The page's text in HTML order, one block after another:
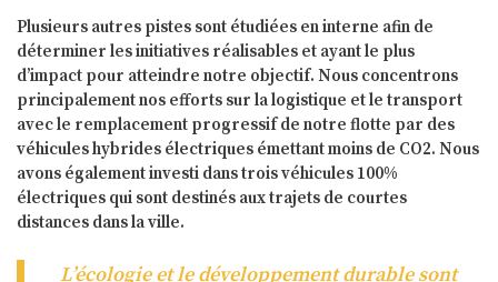
Plusieurs autres pistes sont étudiées en interne afin de
déterminer les initiatives réalisables et ayant le plus
d’impact pour atteindre notre objectif. Nous concentrons
principalement nos efforts sur la logistique et le transport
avec le remplacement progressif de notre flotte par des
véhicules hybrides électriques émettant moins de CO2. Nous
avons également investi dans trois véhicules 100%
électriques qui sont destinés aux trajets de courtes
distances dans la ville.
L’écologie et le développement durable sont